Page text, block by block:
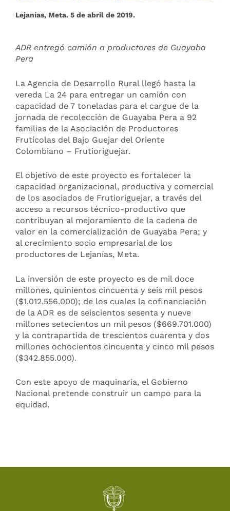
Lejanías, Meta. 5 de abril de 2019.
ADR entregó camión a productores de Guayaba
Pera
La Agencia de Desarrollo Rural llegó hasta la
vereda La 24 para entregar un camión con
capacidad de 7 toneladas para el cargue de la
jornada de recolección de Guayaba Pera a 92
familias de la Asociación de Productores
Frutícolas del Bajo Guejar del Oriente
Colombiano – Frutioriguejar.
El objetivo de este proyecto es fortalecer la
capacidad organizacional, productiva y comercial
de los asociados de Frutioriguejar, a través del
acceso a recursos técnico-productivo que
contribuyan al mejoramiento de la cadena de
valor en la comercialización de Guayaba Pera; y
al crecimiento socio empresarial de los
productores de Lejanías, Meta.
La inversión de este proyecto es de mil doce
millones, quinientos cincuenta y seis mil pesos
($1.012.556.000); de los cuales la cofinanciación
de la ADR es de seiscientos sesenta y nueve
millones setecientos un mil pesos ($669.701.000)
y la contrapartida de trescientos cuarenta y dos
millones ochocientos cincuenta y cinco mil pesos
($342.855.000).
Con este apoyo de maquinaria, el Gobierno
Nacional pretende construir un campo para la
equidad.